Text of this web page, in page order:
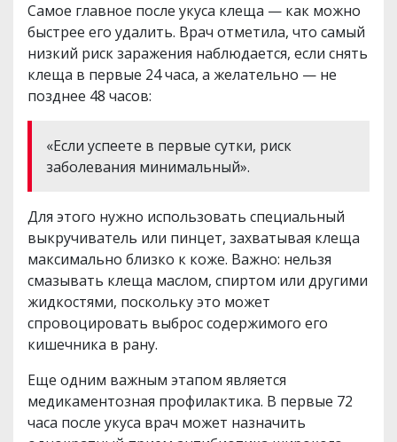
Самое главное после укуса клеща — как можно
быстрее его удалить. Врач отметила, что самый
низкий риск заражения наблюдается, если снять
клеща в первые 24 часа, а желательно — не
позднее 48 часов:
«Если успеете в первые сутки, риск
заболевания минимальный».
Для этого нужно использовать специальный
выкручиватель или пинцет, захватывая клеща
максимально близко к коже. Важно: нельзя
смазывать клеща маслом, спиртом или другими
жидкостями, поскольку это может
спровоцировать выброс содержимого его
кишечника в рану.
Еще одним важным этапом является
медикаментозная профилактика. В первые 72
часа после укуса врач может назначить